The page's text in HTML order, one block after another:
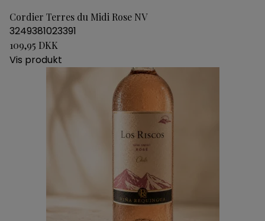
Cordier Terres du Midi Rose NV
3249381023391
109,95 DKK
Vis produkt